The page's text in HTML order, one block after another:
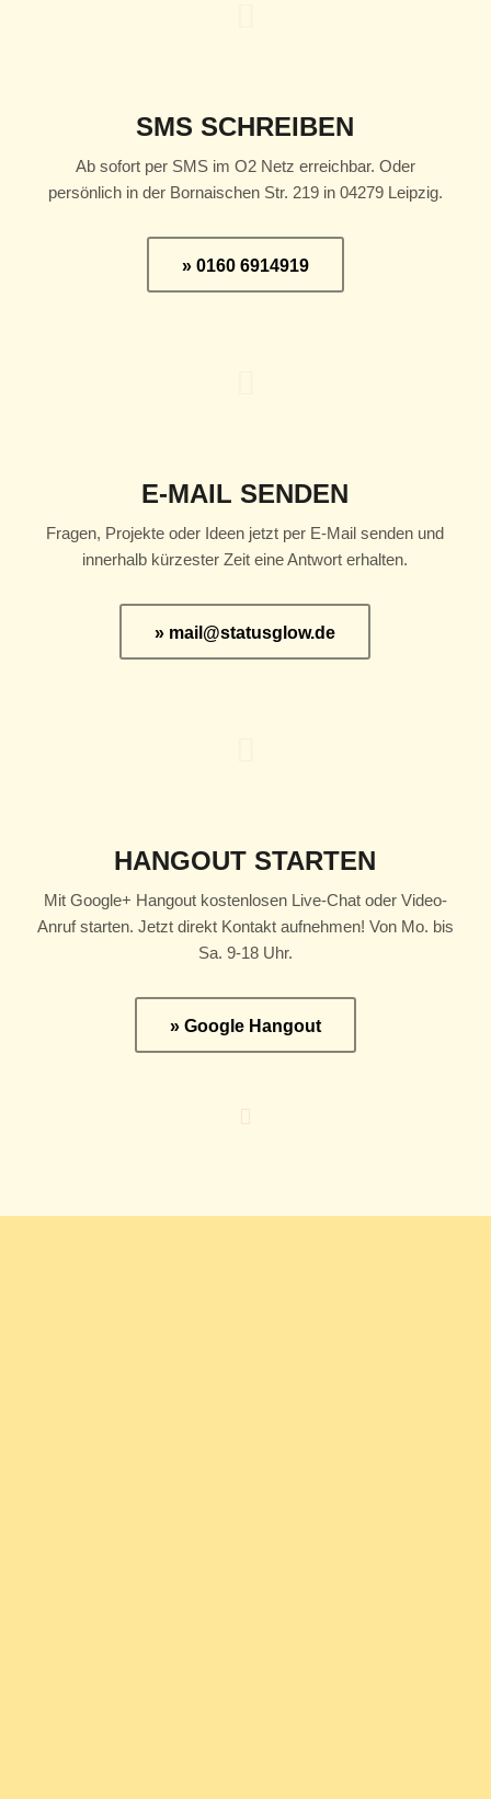
SMS SCHREIBEN
Ab sofort per SMS im O2 Netz erreichbar. Oder
persönlich in der Bornaischen Str. 219 in 04279 Leipzig.
» 0160 6914919
E-MAIL SENDEN
Fragen, Projekte oder Ideen jetzt per E-Mail senden und
innerhalb kürzester Zeit eine Antwort erhalten.
» mail@statusglow.de
HANGOUT STARTEN
Mit Google+ Hangout kostenlosen Live-Chat oder Video-
Anruf starten. Jetzt direkt Kontakt aufnehmen! Von Mo. bis
Sa. 9-18 Uhr.
» Google Hangout